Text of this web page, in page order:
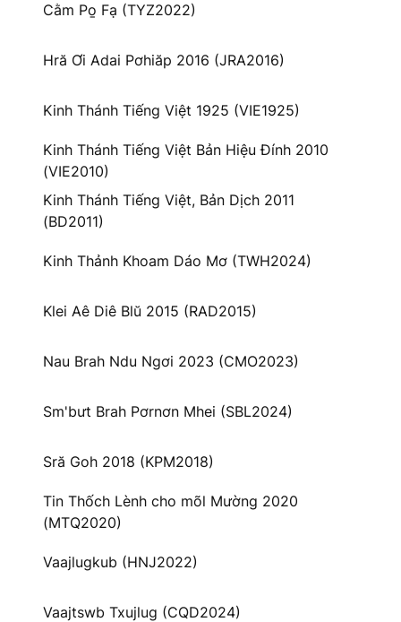
Cằm Po̱ Fạ (TYZ2022)
Hră Ơi Adai Pơhiăp 2016 (JRA2016)
Kinh Thánh Tiếng Việt 1925 (VIE1925)
Kinh Thánh Tiếng Việt Bản Hiệu Đính 2010
(VIE2010)
Kinh Thánh Tiếng Việt, Bản Dịch 2011
(BD2011)
Kinh Thảnh Khoam Dáo Mơ (TWH2024)
Klei Aê Diê Blŭ 2015 (RAD2015)
Nau Brah Ndu Ngơi 2023 (CMO2023)
Sm'bưt Brah Pơrnơn Mhei (SBL2024)
Sră Goh 2018 (KPM2018)
Tin Thốch Lènh cho mõl Mường 2020
(MTQ2020)
Vaajlugkub (HNJ2022)
Vaajtswb Txujlug (CQD2024)